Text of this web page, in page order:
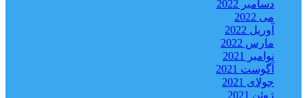
دسامبر 2022
می 2022
آوریل 2022
مارس 2022
نوامبر 2021
آگوست 2021
جولای 2021
ژوئن 2021